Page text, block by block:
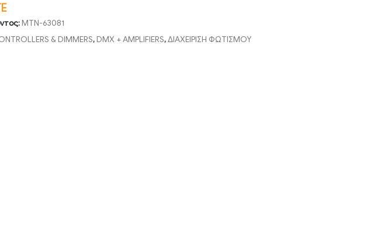
MTN-63081
& DIMMERS,DMX + AMPLIFIERS,ΔΙΑΧΕΙΡΙΣΗ ΦΩΤΙΣΜΟΥ